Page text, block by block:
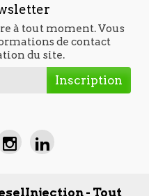
à tout moment. Vous
de contact
du site.
- Tout